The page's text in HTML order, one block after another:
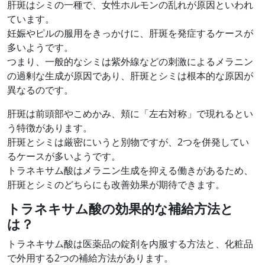
肝斑はシミの一種で、女性ホルモンの乱れが原因といわれ
ています。
妊娠やピルの服用をきっかけに、肝斑を発症するケースが
多いようです。
つまり、一般的なシミは紫外線などの刺激によるメラニン
の過剰な生成が原因であり、肝斑とシミは根本的な原因が
異なるのです。
肝斑は前頭部やこめかみ、頬に「左右対称」で現れるとい
う特徴があります。
肝斑とシミは厳密にいうと別物ですが、2つを併発してい
るケースが多いようです。
トラネキサム酸はメラニン生成を抑える働きがあるため、
肝斑とシミのどちらにも改善効果が期待できます。
トラネキサム酸の効果的な補給方法と
は？
トラネキサム酸は医薬品の錠剤を内服する方法と、化粧品
で外用する2つの補給方法があります。